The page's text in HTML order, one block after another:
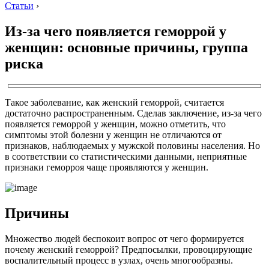
Статьи ›
Из-за чего появляется геморрой у
женщин: основные причины, группа
риска
Такое заболевание, как женский геморрой, считается
достаточно распространенным. Сделав заключение, из-за чего
появляется геморрой у женщин, можно отметить, что
симптомы этой болезни у женщин не отличаются от
признаков, наблюдаемых у мужской половины населения. Но
в соответствии со статистическими данными, неприятные
признаки геморроя чаще проявляются у женщин.
Причины
Множество людей беспокоит вопрос от чего формируется
почему женский геморрой? Предпосылки, провоцирующие
воспалительный процесс в узлах, очень многообразны.